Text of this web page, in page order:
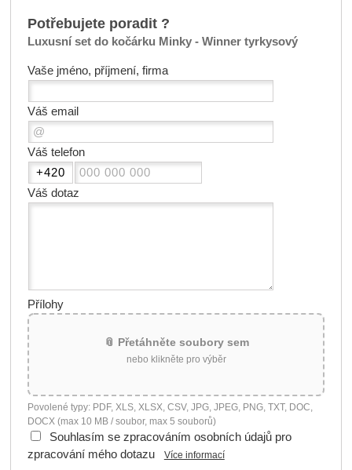
Potřebujete poradit ?
Luxusní set do kočárku Minky - Winner tyrkysový
Vaše jméno, příjmení, firma
Váš email
Váš telefon
Váš dotaz
Přílohy
📎 Přetáhněte soubory sem
nebo klikněte pro výběr
Povolené typy: PDF, XLS, XLSX, CSV, JPG, JPEG, PNG, TXT, DOC,
DOCX (max 10 MB / soubor, max 5 souborů)
Souhlasím se zpracováním osobních údajů pro
zpracování mého dotazu
Více informací